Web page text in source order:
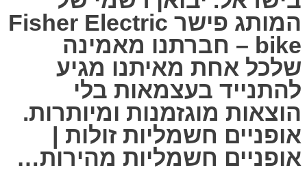
המותג פישר Fisher Electric
bike – חברתנו מאמינה
שלכל אחת מאיתנו מגיע
להתנייד בעצמאות בלי
הוצאות מוגזמנות ומיותרות.
אופניים חשמליות זולות |
אופניים חשמליות מהירות…